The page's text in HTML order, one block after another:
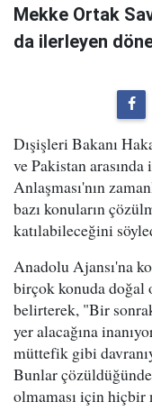
Mekke Ortak
da ilerleyen
Dışişleri Bakanı
ve Pakistan
Anlaşması'nın
bazı konuların
katılabileceğini
Anadolu Ajansı'na
birçok konuda doğal
belirterek, "Bir
yer alacağına
müttefik gibi
Bunlar çözüldüğünde
olmaması için